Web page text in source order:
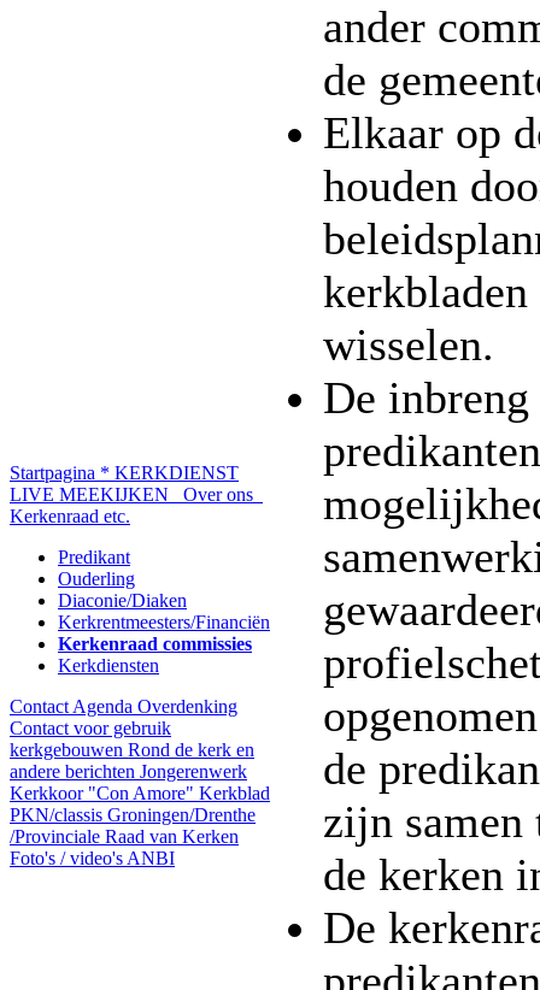
Startpagina * KERKDIENST
LIVE MEEKIJKEN
Over ons
Kerkenraad etc.
Predikant
Ouderling
Diaconie/Diaken
Kerkrentmeesters/Financiën
Kerkenraad commissies
Kerkdiensten
Contact Agenda Overdenking
Contact voor gebruik
kerkgebouwen Rond de kerk en
andere berichten Jongerenwerk
Kerkkoor "Con Amore" Kerkblad
PKN/classis Groningen/Drenthe
/Provinciale Raad van Kerken
Foto's / video's ANBI
ander
de
Elkaar op
houden
wisselen.
De inbreng
de
zijn samen
de kerken
De